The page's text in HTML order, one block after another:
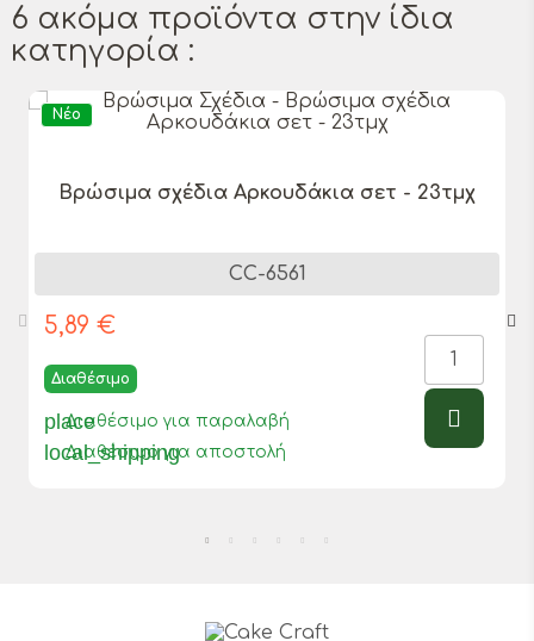
6 ακόμα προϊόντα στην ίδια
κατηγορία :
Νέο
Βρώσιμα σχέδια Αρκουδάκια σετ - 23τμχ
CC-6561
5,89 €
Διαθέσιμο
place
Διαθέσιμο για παραλαβή
local_shipping
Διαθέσιμο για αποστολή